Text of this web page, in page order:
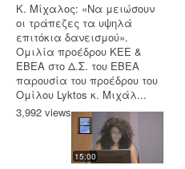
Κ. Μίχαλος: «Να μειώσουν
οι τράπεζες τα υψηλά
επιτόκια δανεισμού».
Ομιλία προέδρου ΚΕΕ &
ΕΒΕΑ στο Δ.Σ. του ΕΒΕΑ
παρουσία του προέδρου του
Ομίλου Lyktos κ. Μιχάλ...
3,992 views
15:00